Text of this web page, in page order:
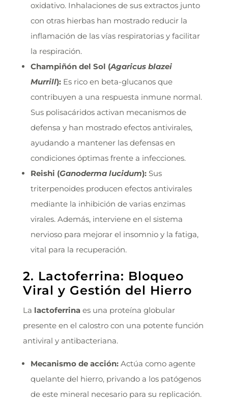
oxidativo. Inhalaciones de sus extractos junto
con otras hierbas han mostrado reducir la
inflamación de las vías respiratorias y facilitar
la respiración.
Champiñón del Sol (Agaricus blazei
Murrill):Es rico en beta-glucanos que
contribuyen a una respuesta inmune normal.
Sus polisacáridos activan mecanismos de
defensa y han mostrado efectos antivirales,
ayudando a mantener las defensas en
condiciones óptimas frente a infecciones.
Reishi (Ganoderma lucidum):Sus
triterpenoides producen efectos antivirales
mediante la inhibición de varias enzimas
virales. Además, interviene en el sistema
nervioso para mejorar el insomnio y la fatiga,
vital para la recuperación.
2. Lactoferrina: Bloqueo
Viral y Gestión del Hierro
La lactoferrinaes una proteína globular
presente en el calostro con una potente función
antiviral y antibacteriana.
Mecanismo de acción:Actúa como agente
quelante del hierro, privando a los patógenos
de este mineral necesario para su replicación.